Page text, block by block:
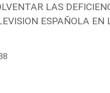
LAS
ESPAÑOLA EN